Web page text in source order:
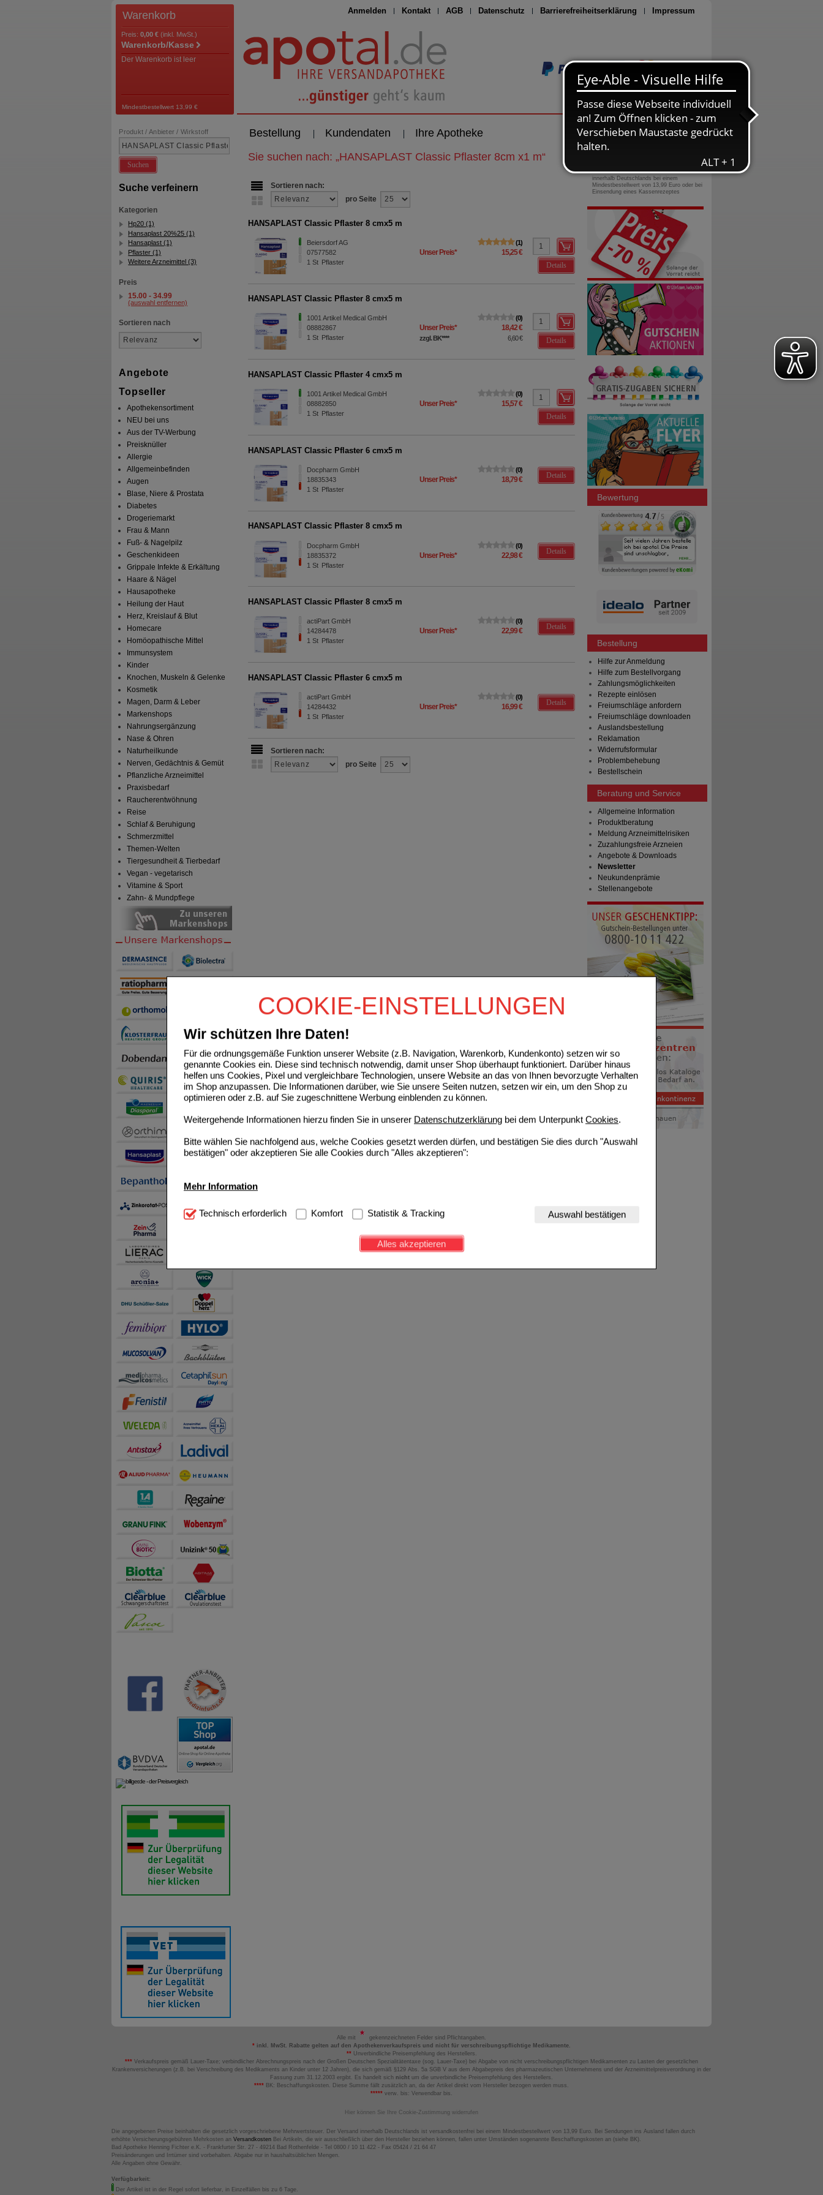
COOKIE-EINSTELLUNGEN
Wir schützen Ihre Daten!
Für die ordnungsgemäße Funktion unserer Website (z.B. Navigation, Warenkorb, Kundenkonto) setzen wir so
genannte Cookies ein. Diese sind technisch notwendig, damit unser Shop überhaupt funktioniert. Darüber hinaus
helfen uns Cookies, Pixel und vergleichbare Technologien, unsere Website an das von Ihnen bevorzugte Verhalten
im Shop anzupassen. Die Informationen darüber, wie Sie unsere Seiten nutzen, setzen wir ein, um den Shop zu
optimieren oder z.B. auf Sie zugeschnittene Werbung einblenden zu können.
Weitergehende Informationen hierzu finden Sie in unserer Datenschutzerklärung bei dem Unterpunkt Cookies.
Bitte wählen Sie nachfolgend aus, welche Cookies gesetzt werden dürfen, und bestätigen Sie dies durch "Auswahl
bestätigen" oder akzeptieren Sie alle Cookies durch "Alles akzeptieren":
Mehr Information
Technisch Notwendig: Hierbei handelt es sich um Cookies, die für die Grundfunktionen unserer Website
notwendig sind (z.B. Navigation, Warenkorb, Kundenkonto), weshalb auf diese nicht verzichtet werden kann.
Diese Cookies werden genutzt um das Einkaufserlebnis noch ansprechender zu gestalten,
beispielsweise für die Wiedererkennung des Besuchers oder unsere Seite an bevorzugte Verhaltensweisen (z.B.
Inhalte anzuzeigen und unser Partnerprogramm zu betreiben.
Statistik & Tracking:
sammeln, mit deren Hilfe wir unsere Website weiter für Sie optimieren können, den Inhalt auf unserer Website aber
auch die Werbung auf Drittseiten möglichst relevant für Sie zu gestalten. Bitte beachten Sie, dass Daten hierfür
teilweise an Dritte wie z.B. Google oder soziale Medien übertragen werden.
Technisch erforderlich Komfort Statistik & Tracking Auswahl bestätigen
Alles akzeptieren
Anmelden Kontakt AGB Datenschutz Barrierefreiheitserklärung Impressum
Seite drucken
Warenkorb
Preis: 0,00 € (inkl. MwSt.)
Warenkorb/Kasse
Der Warenkorb ist leer
Mindestbestellwert 13,99 €
Bestellung Kundendaten Ihre Apotheke
Produkt / Anbieter / Wirkstoff
Suchen
Suche verfeinern
Kategorien
Hp20 (1)
Hansaplast 20%25 (1)
Hansaplast (1)
Pflaster (1)
Weitere Arzneimittel (3)
Preis
15.00 - 34.99
(auswahl entfernen)
Sortieren nach
Angebote
Topseller
Apothekensortiment
NEU bei uns
Aus der TV-Werbung
Preisknüller
Allergie
Allgemeinbefinden
Augen
Blase, Niere & Prostata
Diabetes
Drogeriemarkt
Frau & Mann
Fuß- & Nagelpilz
Geschenkideen
Grippale Infekte & Erkältung
Haare & Nägel
Hausapotheke
Heilung der Haut
Herz, Kreislauf & Blut
Homecare
Homöopathische Mittel
Immunsystem
Kinder
Knochen, Muskeln & Gelenke
Kosmetik
Magen, Darm & Leber
Markenshops
Nahrungsergänzung
Nase & Ohren
Naturheilkunde
Nerven, Gedächtnis & Gemüt
Pflanzliche Arzneimittel
Praxisbedarf
Raucherentwöhnung
Reise
Schlaf & Beruhigung
Schmerzmittel
Themen-Welten
Tiergesundheit & Tierbedarf
Vegan - vegetarisch
Vitamine & Sport
Zahn- & Mundpflege
Sie suchen nach: „HANSAPLAST Classic Pflaster 8cm x1 m“
Sortieren nach:
pro Seite
HANSAPLAST Classic Pflaster 8 cmx5 m
Beiersdorf AG
07577582
1St Pflaster
1
Unser Preis*
15,25 €
Details
HANSAPLAST Classic Pflaster 8 cmx5 m
1001 Artikel Medical GmbH
08882867
1St Pflaster
0
Unser Preis* 18,42 €
zzgl. BK**** 6,60 € Details
HANSAPLAST Classic Pflaster 4 cmx5 m
1001 Artikel Medical GmbH
08882850
1St Pflaster
0
Unser Preis*
15,57 €
Details
HANSAPLAST Classic Pflaster 6 cmx5 m
Docpharm GmbH
18835343
1St Pflaster
0
Unser Preis* 18,79 €
Details
HANSAPLAST Classic Pflaster 8 cmx5 m
Docpharm GmbH
18835372
1St Pflaster
0
Unser Preis* 22,98 €
Details
HANSAPLAST Classic Pflaster 8 cmx5 m
actiPart GmbH
14284478
1St Pflaster
0
Unser Preis* 22,99 €
Details
HANSAPLAST Classic Pflaster 6 cmx5 m
actiPart GmbH
14284432
1St Pflaster
0
Unser Preis* 16,99 €
Details
Sortieren nach:
pro Seite
0800-10 11 422
gebührenfreie Rufnummer
innerhalb Deutschlands bei einem
Mindestbestellwert von 13,99 Euro oder bei
Einsendung eines Kassenrezeptes
Bewertung
Bestellung
Hilfe zur Anmeldung
Hilfe zum Bestellvorgang
Zahlungsmöglichkeiten
Rezepte einlösen
Freiumschläge anfordern
Freiumschläge downloaden
Auslandsbestellung
Reklamation
Widerrufsformular
Problembehebung
Bestellschein
Beratung und Service
Allgemeine Information
Produktberatung
Meldung Arzneimittelrisiken
Zuzahlungsfreie Arzneien
Angebote & Downloads
Newsletter
Neukundenprämie
Stellenangebote
Alle mit
gekennzeichneten Felder sind Pflichtangaben.
* inkl. MwSt. Rabatte gelten auf den Apothekenverkaufspreis und nicht für verschreibungspflichtige Medikamente.
**Unverbindliche Preisempfehlung des Herstellers.
*** Verkaufspreis gemäß Lauer-Taxe; verbindlicher Abrechnungspreis nach der Großen Deutschen Spezialitätentaxe (sog. Lauer-Taxe) bei Abgabe von nicht verschreibungspflichtigen Medikamenten zu Lasten der gesetzlichen
Krankenversicherungen (z.B. bei Verschreibung des Medikaments an Kinder unter 12 Jahren), die sich gemäß §129 Abs. 5a SGB V aus dem Abgabepreis des pharmazeutischen Unternehmens und der Arzneimittelpreisverordnung in der
Fassung zum 31.12.2003 ergibt. Es handelt sich nicht um die unverbindliche Preisempfehlung des Herstellers.
**** BK: Beschaffungskosten. Diese Summe fällt zusätzlich an, da der Artikel direkt vom Hersteller bezogen werden muss.
***** verw. bis: Verwendbar bis.
Hier können Sie Ihre Cookie-Zustimmung widerrufen
Die angegebenen Preise beinhalten die gesetzlich vorgeschriebene Mehrwertsteuer. Der Versand innerhalb Deutschlands ist versandkostenfrei bei einem Mindestbestellwert von 13,99 Euro. Bei Sendungen ins Ausland fallen durch
erhöhte Versicherungsgebühren Mehrkosten an Versandkosten Bei Artikeln, die wir ausschließlich über den Hersteller beziehen können, fallen unter Umständen sogenannte Beschaffungskosten an (siehe BK).
Bad Apotheke Henning Fichter e.K. - Frankfurter Str. 27 - 49214 Bad Rothenfelde - Tel 0800 / 10 11 422 - Fax 05424 / 21 64 47
Preisänderungen und Irrtümer sind vorbehalten. Abgabe nur in haushaltsüblichen Mengen.
Alle Angaben ohne Gewähr.
Verfügbarkeit:
Der Artikel ist in der Regel sofort lieferbar, in Einzelfällen bis zu 6 Tage.